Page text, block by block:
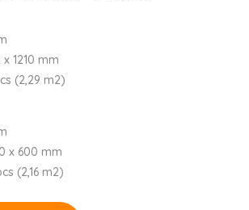
1210 mm
(2,29 m2)
x 600 mm
(2,16 m2)